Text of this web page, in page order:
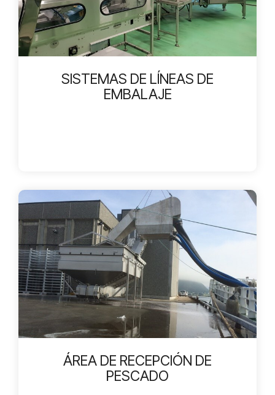
SISTEMAS DE LÍNEAS DE
EMBALAJE
ÁREA DE RECEPCIÓN DE
PESCADO